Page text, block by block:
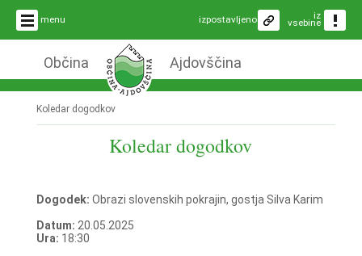
menu iz
vsebine
izpostavljeno
Občina Ajdovščina
Koledar dogodkov
Koledar dogodkov
Dogodek: Obrazi slovenskih pokrajin, gostja Silva Karim
Datum: 20.05.2025
Ura: 18:30